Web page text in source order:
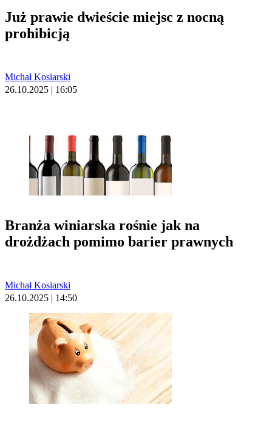
Już prawie dwieście miejsc z nocną
prohibicją
Michał Kosiarski
26.10.2025 | 16:05
Branża winiarska rośnie jak na
drożdżach pomimo barier prawnych
Michał Kosiarski
26.10.2025 | 14:50